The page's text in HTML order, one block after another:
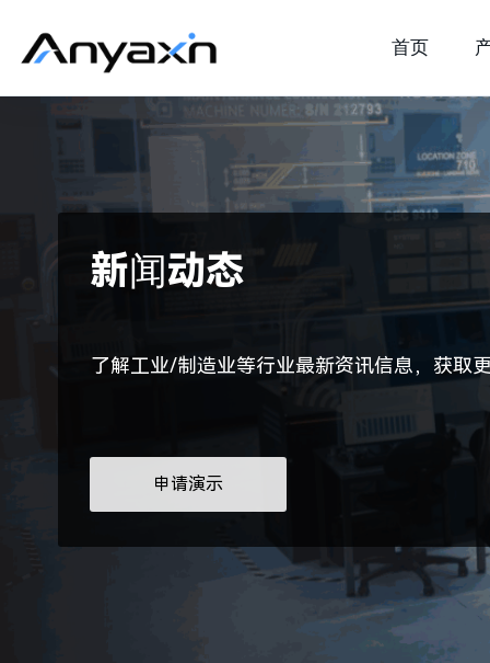
新闻动态
了解工业/制造业等行业最新资讯信息，获取
申请演示
首页